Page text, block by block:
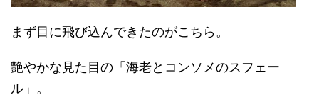
まず目に飛び込んできたのがこちら。
艶やかな見た目の「海老とコンソメのスフェー
ル」。